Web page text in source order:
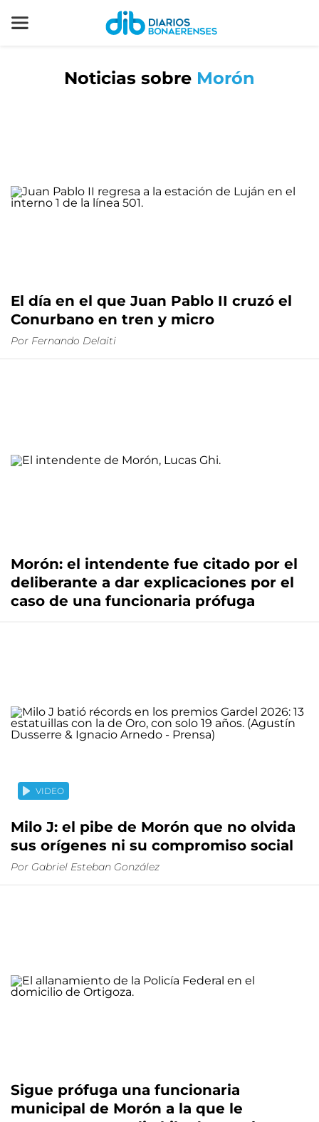
Noticias sobre Morón
El día en el que Juan Pablo II cruzó el
Conurbano en tren y micro
Por Fernando Delaiti
Morón: el intendente fue citado por el
deliberante a dar explicaciones por el
caso de una funcionaria prófuga
VIDEO
Milo J: el pibe de Morón que no olvida
sus orígenes ni su compromiso social
Por Gabriel Esteban González
Sigue prófuga una funcionaria
municipal de Morón a la que le